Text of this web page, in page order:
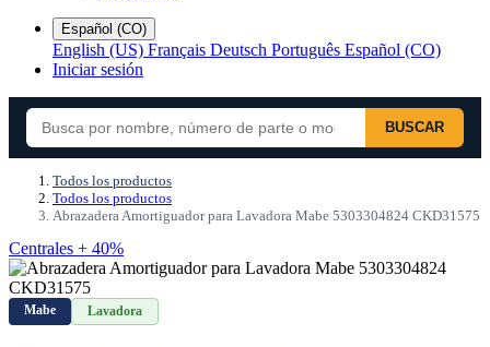
Español (CO)
English (US) Français Deutsch Português Español (CO)
Iniciar sesión
BUSCAR
Todos los productos
Todos los productos
Abrazadera Amortiguador para Lavadora Mabe 5303304824 CKD31575
Centrales + 40%
Mabe Lavadora